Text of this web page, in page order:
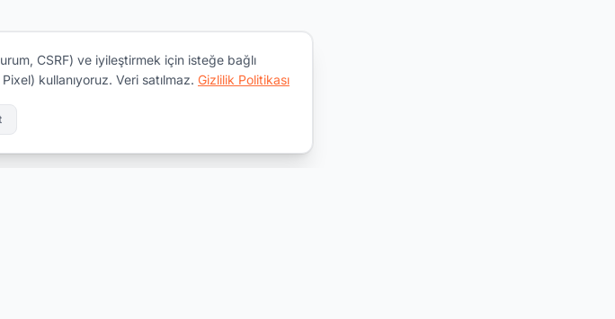
CSRF) ve iyileştirmek için isteğe bağlı
kullanıyoruz. Veri satılmaz. Gizlilik Politikası